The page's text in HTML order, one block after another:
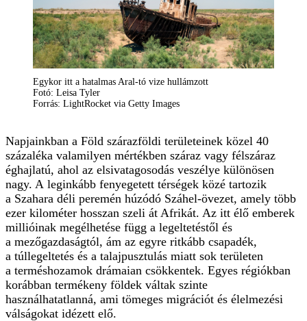
Egykor itt a hatalmas Aral-tó vize hullámzott
Fotó: Leisa Tyler
Forrás: LightRocket via Getty Images
Napjainkban a Föld szárazföldi területeinek közel 40
százaléka valamilyen mértékben száraz vagy félszáraz
éghajlatú, ahol az elsiva­ta­gosodás veszélye különösen
nagy. A leginkább fenyegetett térségek közé tartozik
a Szahara déli peremén húzódó Száhel-övezet, amely több
ezer kilométer hosszan szeli át Afrikát. Az itt élő emberek
millióinak megélhetése függ a legeltetéstől és
a mezőgazdaságtól, ám az egyre ritkább csapadék,
a túllegeltetés és a talajpusztulás miatt sok területen
a terméshozamok drámaian csökkentek. Egyes régiókban
korábban termékeny földek váltak szinte
használhatatlanná, ami tömeges migrációt és élelmezési
válságokat idézett elő.